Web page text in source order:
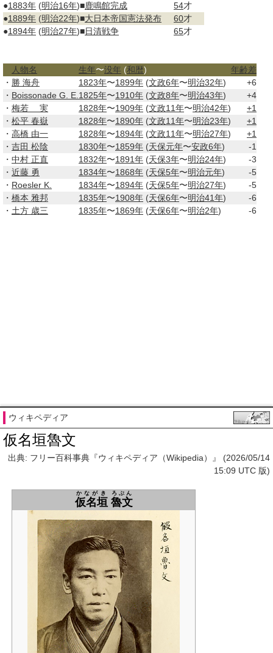
●1883年 (明治16年)■鹿鳴館完成 54才
●1889年 (明治22年)■大日本帝国憲法発布 60才
●1894年 (明治27年)■日清戦争 65才
人物名 生年〜没年 (和暦)
年齢差
・ 勝 海舟 1823年〜1899年 (文政6年〜明治32年)
+6
・ Boissonade G. E. 1825年〜1910年 (文政8年〜明治43年)
+4
・ 梅若 実 1828年〜1909年 (文政11年〜明治42年)
+1
・ 松平 春嶽 1828年〜1890年 (文政11年〜明治23年)
+1
・ 高橋 由一 1828年〜1894年 (文政11年〜明治27年)
+1
・ 吉田 松陰 1830年〜1859年 (天保元年〜安政6年)
-1
・ 中村 正直 1832年〜1891年 (天保3年〜明治24年)
-3
・ 近藤 勇 1834年〜1868年 (天保5年〜明治元年)
-5
・ Roesler K. 1834年〜1894年 (天保5年〜明治27年)
-5
・ 橋本 雅邦 1835年〜1908年 (天保6年〜明治41年)
-6
・ 土方 歳三 1835年〜1869年 (天保6年〜明治2年) -6
ウィキペディア
仮名垣魯文
出典: フリー百科事典『ウィキペディア（Wikipedia）』 (2026/05/14
15:09 UTC 版)
仮名垣
かながき
魯文
ろぶん